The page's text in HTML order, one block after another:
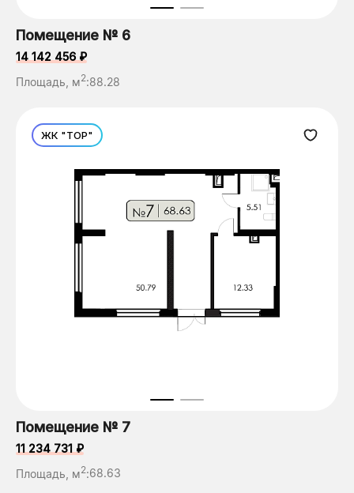
Помещение № 6
14 142 456 ₽
Площадь, м2:88.28
ЖК "ТОР"
Помещение № 7
11 234 731 ₽
Площадь, м2:68.63